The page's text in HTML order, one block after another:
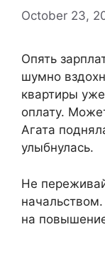
October 23,
Опять
шумно
квартиры
оплату.
Агата
улыбнулась.
Не
на